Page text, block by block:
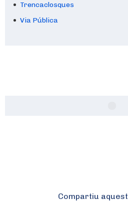
Trencaclosques
Via Pública
Compartiu